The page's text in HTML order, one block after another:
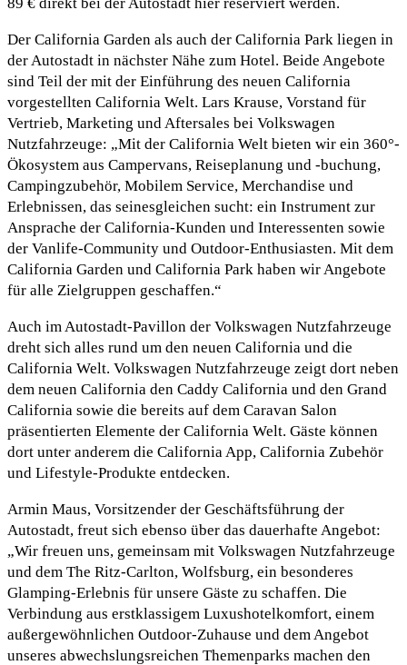
Der California Garden als auch der California Park liegen in
der Autostadt in nächster Nähe zum Hotel. Beide Angebote
sind Teil der mit der Einführung des neuen California
vorgestellten California Welt. Lars Krause, Vorstand für
Vertrieb, Marketing und Aftersales bei Volkswagen
Nutzfahrzeuge: „Mit der California Welt bieten wir ein 360°-
Ökosystem aus Campervans, Reiseplanung und -buchung,
Campingzubehör, Mobilem Service, Merchandise und
Erlebnissen, das seinesgleichen sucht: ein Instrument zur
Ansprache der California-Kunden und Interessenten sowie
der Vanlife-Community und Outdoor-Enthusiasten. Mit dem
California Garden und California Park haben wir Angebote
für alle Zielgruppen geschaffen.“
Auch im Autostadt-Pavillon der Volkswagen Nutzfahrzeuge
dreht sich alles rund um den neuen California und die
California Welt. Volkswagen Nutzfahrzeuge zeigt dort neben
dem neuen California den Caddy California und den Grand
California sowie die bereits auf dem Caravan Salon
präsentierten Elemente der California Welt. Gäste können
dort unter anderem die California App, California Zubehör
und Lifestyle-Produkte entdecken.
Armin Maus, Vorsitzender der Geschäftsführung der
Autostadt, freut sich ebenso über das dauerhafte Angebot:
„Wir freuen uns, gemeinsam mit Volkswagen Nutzfahrzeuge
und dem The Ritz-Carlton, Wolfsburg, ein besonderes
Glamping-Erlebnis für unsere Gäste zu schaffen. Die
Verbindung aus erstklassigem Luxushotelkomfort, einem
außergewöhnlichen Outdoor-Zuhause und dem Angebot
unseres abwechslungsreichen Themenparks machen den